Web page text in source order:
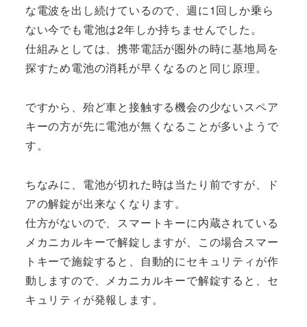
な電波を出し続けているので、週に1回しか乗ら
ない今でも電池は2年しか持ちませんでした。
仕組みとしては、携帯電話が圏外の時に基地局を
探すため電池の消耗が早くなるのと同じ原理。
ですから、殆ど車と接触する機会の少ないスペア
キーの方が先に電池が無くなることが多いようで
す。
ちなみに、電池が切れた時は当たり前ですが、ド
アの解錠が出来なくなります。
仕方がないので、スマートキーに内蔵されている
メカニカルキーで解錠しますが、この場合スマー
トキーで施錠すると、自動的にセキュリティが作
動しますので、メカニカルキーで解錠すると、セ
キュリティが発報します。